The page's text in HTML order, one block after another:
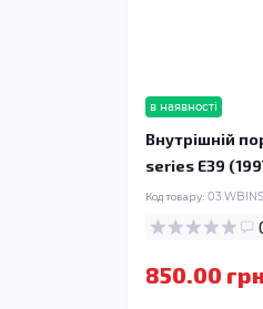
в наявності
Внутрішній
series E39
Код товару:
850.00